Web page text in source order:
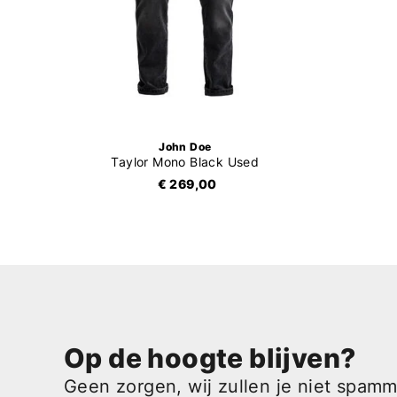
John Doe
Taylor Mono Black Used
€ 269,00
Op de hoogte blijven?
Geen zorgen, wij zullen je niet